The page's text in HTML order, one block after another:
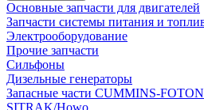
Основные запчасти для двигателей
Запчасти системы питания и
Электрооборудование
Прочие запчасти
Сильфоны
Дизельные генераторы
Запасные части CUMMINS-FOTON